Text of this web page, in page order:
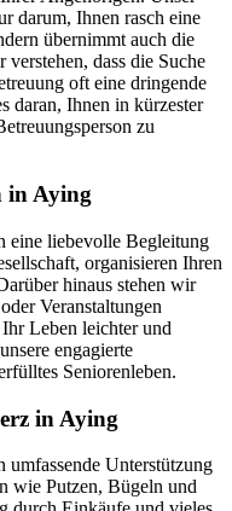
darum, Ihnen rasch eine
übernimmt auch die
dass die Suche
oft eine dringende
daran, Ihnen in kürzester
zu
in Aying
eine liebevolle Begleitung
organisieren Ihren
hinaus stehen wir
Veranstaltungen
Leben leichter und
engagierte
Seniorenleben.
in Aying
umfassende Unterstützung
wie Putzen, Bügeln und